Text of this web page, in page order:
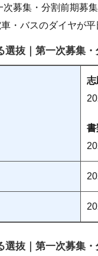
次募集・分割前期募
・バスのダイヤが
選抜｜第一次募集
志
書
選抜｜第一次募集